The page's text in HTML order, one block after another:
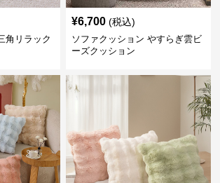
角リラック
¥6,700 (税込)
ソファクッション やすらぎ雲ビ
ーズクッション